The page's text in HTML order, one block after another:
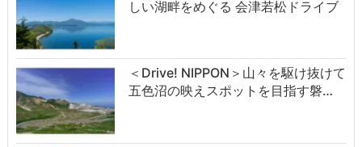
しい湖畔をめぐる 会津若松ドライブ
＜Drive! NIPPON＞山々を駆け抜けて
五色沼の映えスポットを目指す磐…